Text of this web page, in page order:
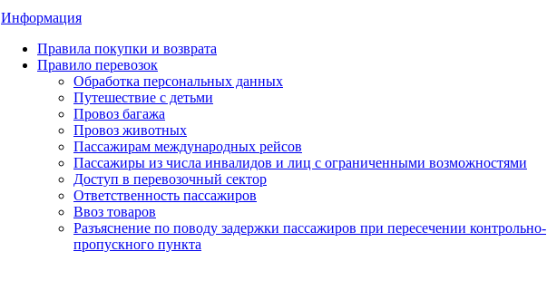
Информация
Правила покупки и возврата
Правило перевозок
Обработка персональных данных
Путешествие с детьми
Провоз багажа
Провоз животных
Пассажирам международных рейсов
Пассажиры из числа инвалидов и лиц с ограниченными возможностями
Доступ в перевозочный сектор
Ответственность пассажиров
Ввоз товаров
Разъяснение по поводу задержки пассажиров при пересечении контрольно-
пропускного пункта